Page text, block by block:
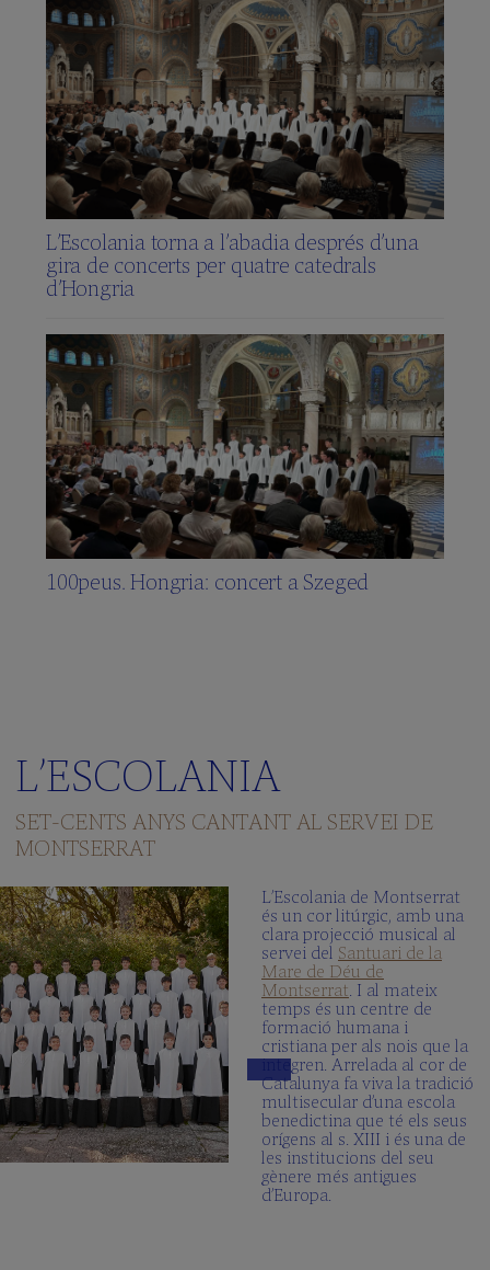
L’Escolania torna a l’abadia després d’una
gira de concerts per quatre catedrals
d’Hongria
100peus. Hongria: concert a Szeged
L’ESCOLANIA
SET-CENTS ANYS CANTANT AL SERVEI DE
MONTSERRAT
L’Escolania de Montserrat
és un cor litúrgic, amb una
clara projecció musical al
servei del Santuari de la
Mare de Déu de
Montserrat. I al mateix
temps és un centre de
formació humana i
cristiana per als nois que la
integren. Arrelada al cor de
Catalunya fa viva la tradició
multisecular d’una escola
benedictina que té els seus
orígens al s. XIII i és una de
les institucions del seu
gènere més antigues
d’Europa.